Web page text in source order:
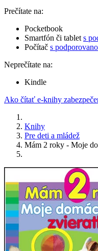
Prečítate na:
Pocketbook
Smartfón či tablet s
Počítač s
Neprečítate na:
Kindle
Ako čítať e-knihy
Knihy
Pre deti a mládež
Mám 2 roky - Moje